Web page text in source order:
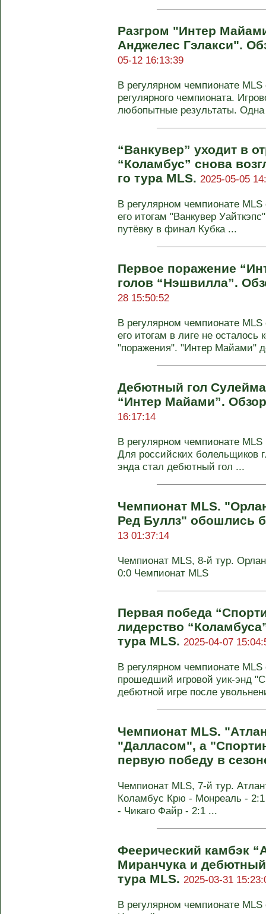
Разгром "Интер
Анджелес Гэлакси".
05-12 16:13:39
В регулярном чемпионате
регулярного чемпионата.
любопытные результаты.
“Ванкувер” уходит в
“Коламбус” снова
го тура MLS. 2025-05-05
В регулярном чемпионате
его итогам "Ванкувер
путёвку в финал Кубка ...
Первое поражение
голов “Нэшвилла”.
28 15:50:52
В регулярном чемпионате
его итогам в лиге не
"поражения". "Интер Майами"
Дебютный гол
“Интер Майами”.
16:17:14
В регулярном чемпионате
Для российских болельщиков
энда стал дебютный гол ...
Чемпионат MLS.
Ред Буллз" обошлись
13 01:37:14
Чемпионат MLS, 8-й тур.
0:0 Чемпионат MLS
Первая победа
лидерство
тура MLS. 2025-04-07
В регулярном чемпионате
прошедший игровой уик-энд
дебютной игре после
Чемпионат MLS.
"Далласом", а
первую победу в
Чемпионат MLS, 7-й тур.
Коламбус Крю - Монреаль -
- Чикаго Файр - 2:1 ...
Феерический камбэк
Миранчука и
тура MLS. 2025-03-31
В регулярном чемпионате